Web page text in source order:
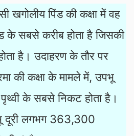
खगोलीय पिंड की कक्षा में वह
के सबसे करीब होता है जिसकी
है। उदाहरण के तौर पर
की कक्षा के मामले में, उपभू
के सबसे निकट होता है।
दूरी लगभग 363,300